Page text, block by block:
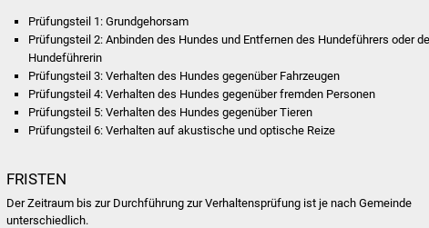
Prüfungsteil 1: Grundgehorsam
Prüfungsteil 2: Anbinden des Hundes und Entfernen des Hundeführers oder
Hundeführerin
Prüfungsteil 3: Verhalten des Hundes gegenüber Fahrzeugen
Prüfungsteil 4: Verhalten des Hundes gegenüber fremden Personen
Prüfungsteil 5: Verhalten des Hundes gegenüber Tieren
Prüfungsteil 6: Verhalten auf akustische und optische Reize
FRISTEN
Der Zeitraum bis zur Durchführung zur Verhaltensprüfung ist je nach Gemeinde
unterschiedlich.